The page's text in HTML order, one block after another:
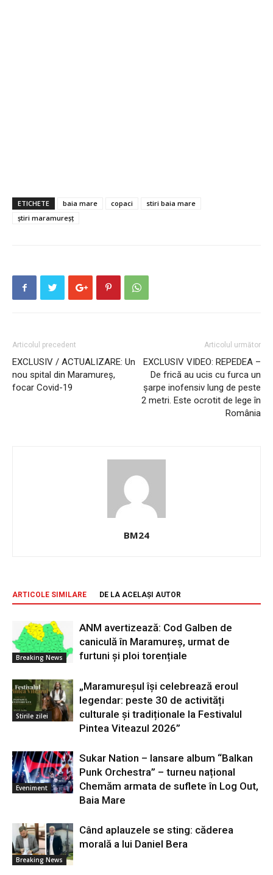
ETICHETE baia mare copaci
stiri baia mare
știri maramureșț
Articolul precedent
EXCLUSIV / ACTUALIZARE: Un
nou spital din Maramureş,
focar Covid-19
Articolul următor
EXCLUSIV VIDEO: REPEDEA –
De frică au ucis cu furca un
șarpe inofensiv lung de peste
2 metri. Este ocrotit de lege în
România
BM24
ARTICOLE SIMILARE DE LA ACELAȘI AUTOR
Breaking News
ANM avertizează: Cod Galben de
caniculă în Maramureș, urmat de
furtuni și ploi torențiale
Stirile zilei
„Maramureșul își celebrează eroul
legendar: peste 30 de activități
culturale și tradiționale la Festivalul
Pintea Viteazul 2026”
Eveniment
Sukar Nation – lansare album “Balkan
Punk Orchestra” – turneu național
Chemăm armata de suflete în Log Out,
Baia Mare
Breaking News
Când aplauzele se sting: căderea
morală a lui Daniel Bera